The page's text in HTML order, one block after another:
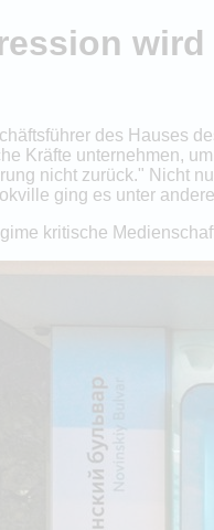
des Hauses
Kräfte unternehmen,
nicht zurück." Nicht
ging es unter
kritische